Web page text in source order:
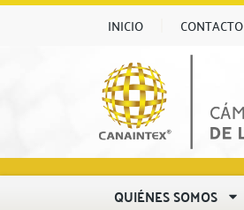
INICIO CONTACTO
QUIÉNES SOMOS